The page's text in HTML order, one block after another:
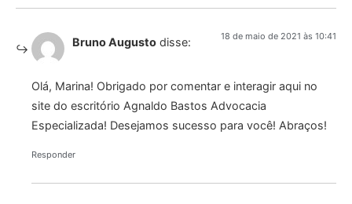
Bruno Augusto disse: 18 de maio de 2021 às 10:41
Olá, Marina! Obrigado por comentar e interagir aqui no
site do escritório Agnaldo Bastos Advocacia
Especializada! Desejamos sucesso para você! Abraços!
Responder